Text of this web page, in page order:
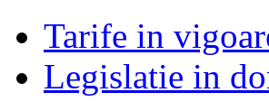
Tarife in
Legislatie in